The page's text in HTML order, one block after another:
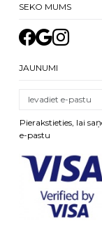
SEKO MUMS
JAUNUMI
Pierakstieties, lai
e-pastu